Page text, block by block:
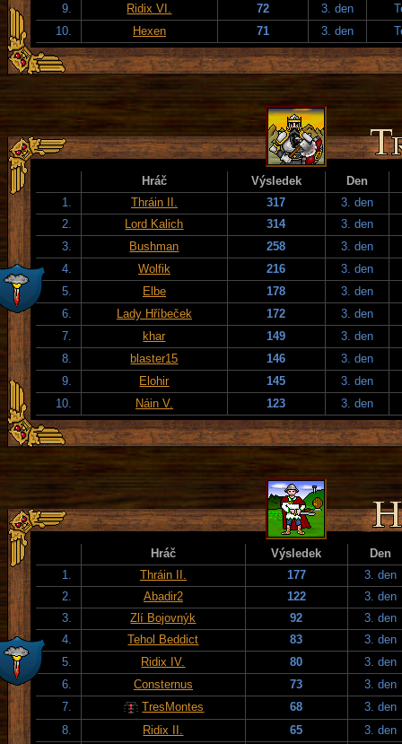
9.
Ridix VI. 72 3. den
10.
Hexen 71 3. den
Hráč Výsledek
Den
1.
Thráin II. 317
3. den
2.
Lord Kalich 314
3. den
3.
Bushman 258
3. den
4.
Wolfik 216
3. den
5.
Elbe 178
3. den
6.
Lady Hříbeček 172
3. den
7.
khar 149
3. den
8.
blaster15 146
3. den
9.
Elohir 145
3. den
10.
Náin V. 123 3. den
Hráč Výsledek
Den
1.
Thráin II. 177
3. den
2.
Abadir2 122
3. den
3.
Zlí Bojovnýk 92
3. den
4.
Tehol Beddict 83
3. den
5.
Ridix IV. 80
3. den
6.
Consternus 73
3. den
7.
TresMontes 68
3. den
8.
Ridix II. 65
3. den